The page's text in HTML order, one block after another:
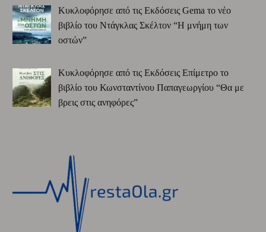
Κυκλοφόρησε από τις Εκδόσεις Gema το νέο
βιβλίο του Ντάγκλας Σκέλτον “Η μνήμη των
οστών”
Κυκλοφόρησε από τις Εκδόσεις Επίμετρο το
βιβλίο του Κωνσταντίνου Παπαγεωργίου “Θα με
βρεις στις ανηφόρες”